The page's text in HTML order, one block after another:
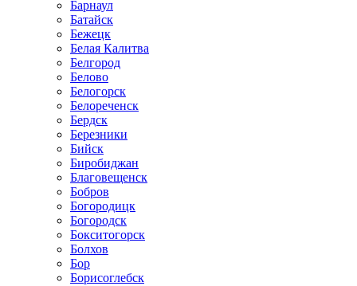
Барнаул
Батайск
Бежецк
Белая Калитва
Белгород
Белово
Белогорск
Белореченск
Бердск
Березники
Бийск
Биробиджан
Благовещенск
Бобров
Богородицк
Богородск
Бокситогорск
Болхов
Бор
Борисоглебск